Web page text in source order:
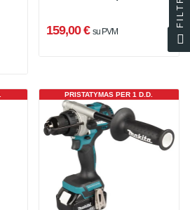
159,00 € su PVM
PRISTATYMAS PER 1 D.D.